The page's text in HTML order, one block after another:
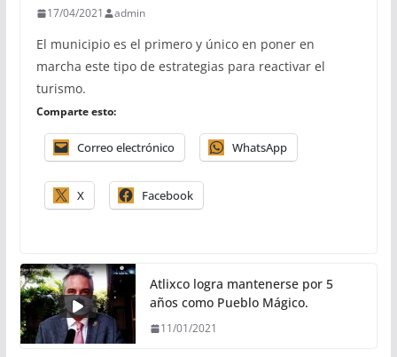
17/04/2021 admin
El municipio es el primero y único en poner en
marcha este tipo de estrategias para reactivar el
turismo.
Comparte esto:
Correo electrónico WhatsApp
X Facebook
Atlixco logra mantenerse por 5
años como Pueblo Mágico.
11/01/2021